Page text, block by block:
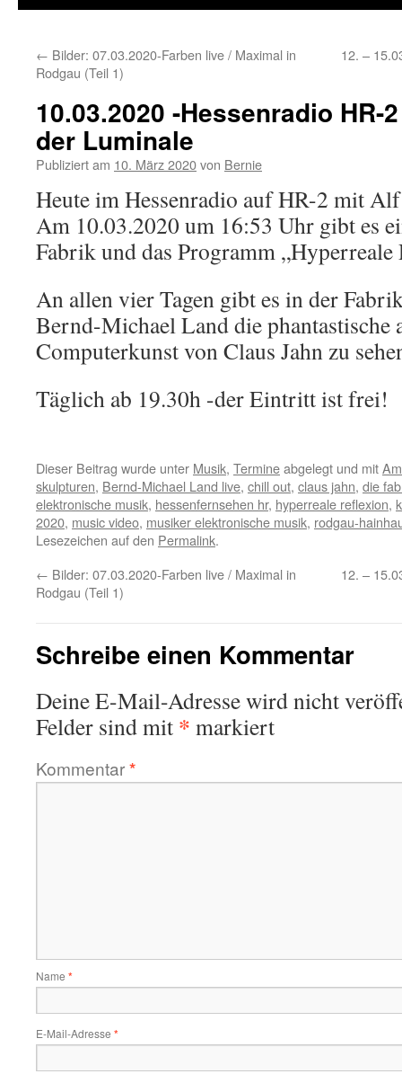
← Bilder: 07.03.2020-Farben live / Maximal in
Rodgau (Teil 1)
12. –
10.03.2020 -Hessenradio HR-
der Luminale
Publiziert am 10. März 2020von Bernie
Heute im Hessenradio auf HR-2 mit
Am 10.03.2020 um 16:53 Uhr gibt es
Fabrik und das Programm „Hyperreale
An allen vier Tagen gibt es in der
Bernd-Michael Land die phantastische
Computerkunst von Claus Jahn zu
Täglich ab 19.30h -der Eintritt ist frei!
Dieser Beitrag wurde unter Musik, Termineabgelegt und mit
skulpturen, Bernd-Michael Land live, chill out, claus jahn, die
elektronische musik, hessenfernsehen hr, hyperreale reflexion,
2020, music video, musiker elektronische musik, rodgau-
Lesezeichen auf den Permalink.
← Bilder: 07.03.2020-Farben live / Maximal in
Rodgau (Teil 1)
12. –
Schreibe einen Kommentar
Deine E-Mail-Adresse wird nicht
Felder sind mit * markiert
Kommentar*
Name *
E-Mail-Adresse *